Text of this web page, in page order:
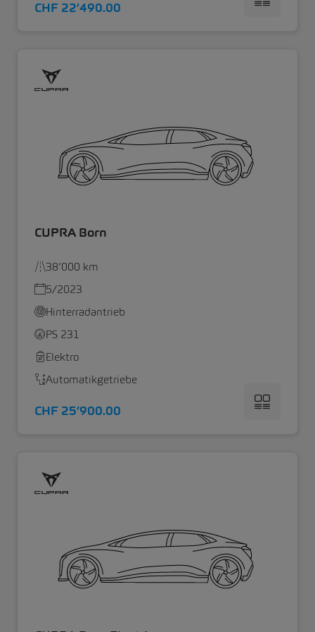
CHF 22’490.00
CUPRA Born
38’000 km
5/2023
Hinterradantrieb
PS 231
Elektro
Automatikgetriebe
CHF 25’900.00